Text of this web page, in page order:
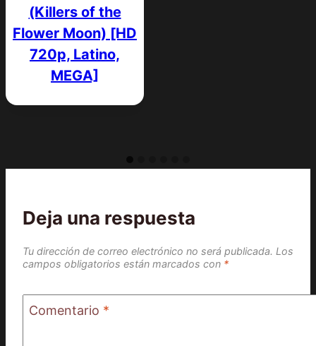
(Killers of the
Flower Moon) [HD
720p, Latino,
MEGA]
Deja una respuesta
Tu dirección de correo electrónico no será publicada. Los
campos obligatorios están marcados con *
Comentario *